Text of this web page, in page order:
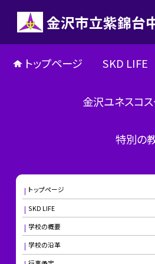
金沢市立紫錦台
トップページ SKD LIFE
金沢ユネスコ
特別の
トップページ
SKD LIFE
学校の概要
学校の沿革